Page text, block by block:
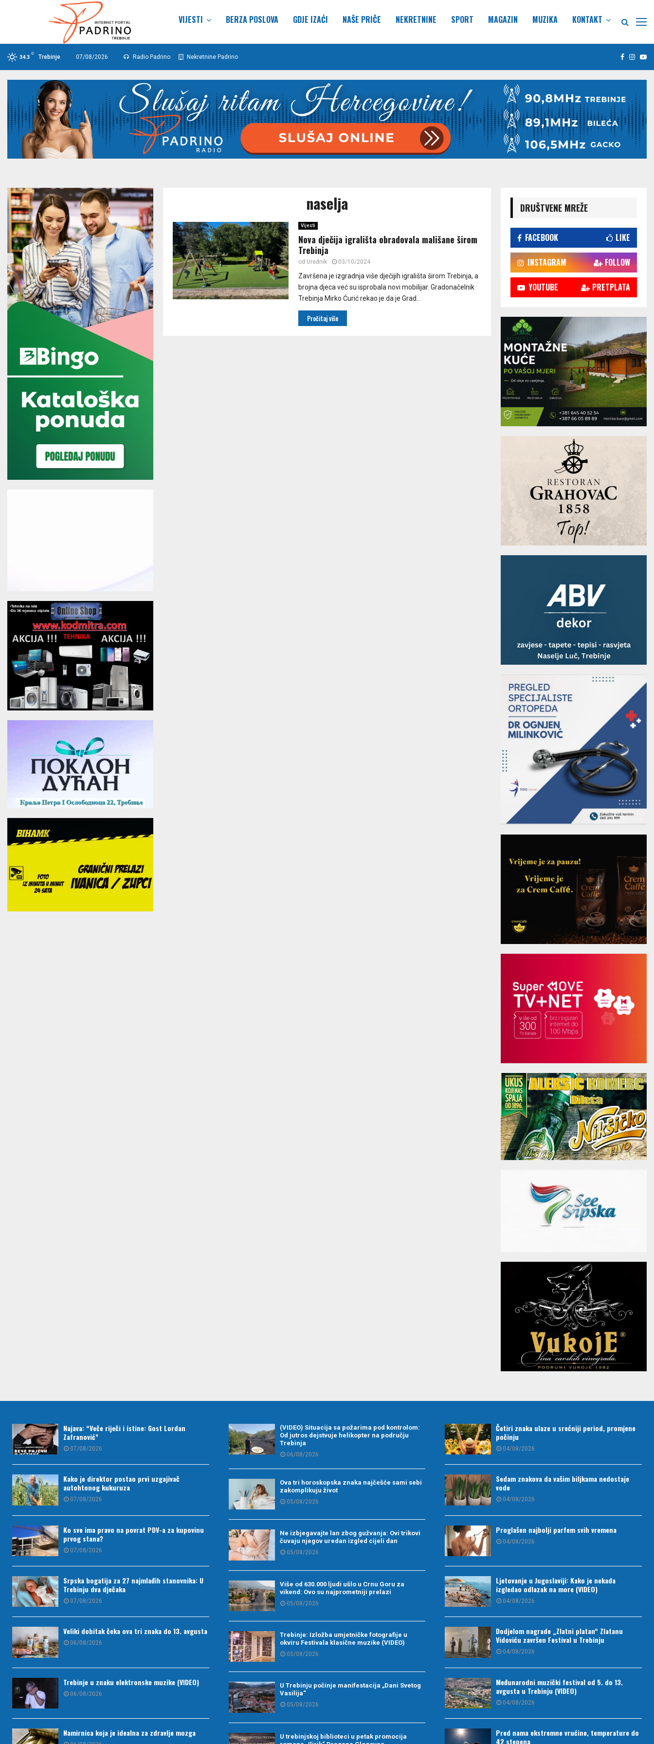
VIJESTI BERZA POSLOVA GDJE IZAĆI NAŠE PRIČE NEKRETNINE SPORT MAGAZIN MUZIKA KONTAKT
34.3
C
Trebinje 07/08/2026 Radio Padrino Nekretnine Padrino Facebook
naselja
Vijesti
Nova dječija igrališta obradovala mališane širom
Trebinja
od Urednik 03/10/2024
Završena je izgradnja više dječijih igrališta širom Trebinja, a
brojna djeca već su isprobala novi mobilijar. Gradonačelnik
Trebinja Mirko Ćurić rekao je da je Grad...
Pročitaj više
DRUŠTVENE MREŽE
FACEBOOK LIKE
INSTAGRAM FOLLOW
YOUTUBE PRETPLATA
Najava: “Veče riječi i istine: Gost Lordan
Zafranović”
07/08/2026
Kako je direktor postao prvi uzgajivač
autohtonog kukuruza
07/08/2026
Ko sve ima pravo na povrat PDV-a za kupovinu
prvog stana?
07/08/2026
Srpska bogatija za 27 najmlađih stanovnika: U
Trebinju dva dječaka
07/08/2026
Veliki dobitak čeka ova tri znaka do 13. avgusta
06/08/2026
Trebinje u znaku elektronske muzike (VIDEO)
06/08/2026
Namirnica koja je idealna za zdravlje mozga
(VIDEO) Situacija sa požarima pod kontrolom:
Od jutros dejstvuje helikopter na području
Trebinja
06/08/2026
Ova tri horoskopska znaka najčešće sami sebi
zakomplikuju život
05/08/2026
Ne izbjegavajte lan zbog gužvanja: Ovi trikovi
čuvaju njegov uredan izgled cijeli dan
05/08/2026
Više od 630.000 ljudi ušlo u Crnu Goru za
vikend: Ovo su najprometniji prelazi
05/08/2026
Trebinje: Izložba umjetničke fotografije u
okviru Festivala klasične muzike (VIDEO)
05/08/2026
U Trebinju počinje manifestacija „Dani Svetog
Vasilija“
05/08/2026
U trebinjskoj biblioteci u petak promocija
Četiri znaka ulaze u srećniji period, promjene
počinju
04/08/2026
Sedam znakova da vašim biljkama nedostaje
vode
04/08/2026
Proglašen najbolji parfem svih vremena
04/08/2026
Ljetovanje u Jugoslaviji: Kako je nekada
izgledao odlazak na more (VIDEO)
04/08/2026
Dodjelom nagrade „Zlatni platan“ Zlatanu
Vidoviću završen Festival u Trebinju
04/08/2026
Međunarodni muzički festival od 5. do 13.
avgusta u Trebinju (VIDEO)
04/08/2026
Pred nama ekstremne vrućine, temperature do
42 stepena